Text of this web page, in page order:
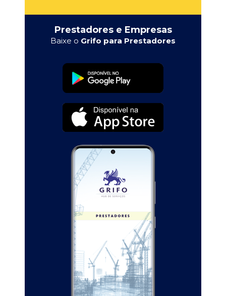
Prestadores e Empresas
Baixe o Grifo para Prestadores